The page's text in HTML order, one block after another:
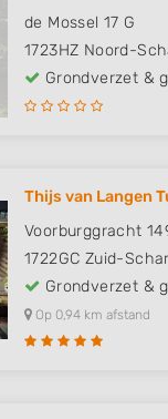
de Mossel 17 G
1723HZ Noord-
Grondverzet &
Thijs van Langen
Voorburggracht
1722GC Zuid-
Grondverzet &
Op 0,94 km afstand